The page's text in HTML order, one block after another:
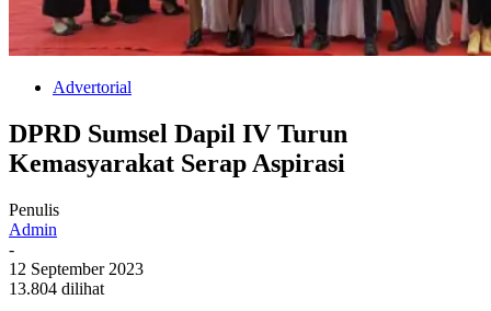
Advertorial
DPRD Sumsel Dapil IV Turun
Kemasyarakat Serap Aspirasi
Penulis
Admin
-
12 September 2023
13.804 dilihat